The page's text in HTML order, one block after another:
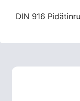
DIN 916